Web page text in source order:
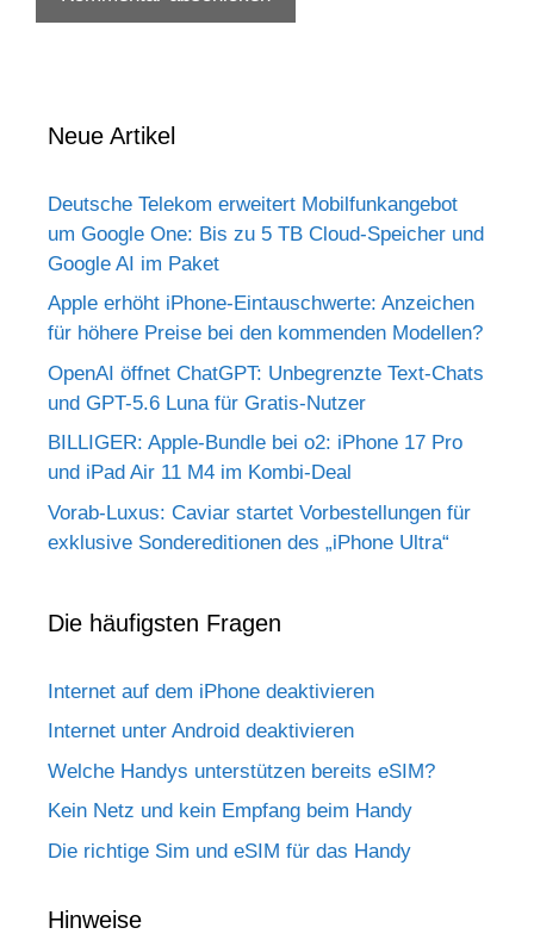
Neue Artikel
Deutsche Telekom erweitert Mobilfunkangebot
um Google One: Bis zu 5 TB Cloud-Speicher und
Google AI im Paket
Apple erhöht iPhone-Eintauschwerte: Anzeichen
für höhere Preise bei den kommenden Modellen?
OpenAI öffnet ChatGPT: Unbegrenzte Text-Chats
und GPT-5.6 Luna für Gratis-Nutzer
BILLIGER: Apple-Bundle bei o2: iPhone 17 Pro
und iPad Air 11 M4 im Kombi-Deal
Vorab-Luxus: Caviar startet Vorbestellungen für
exklusive Sondereditionen des „iPhone Ultra“
Die häufigsten Fragen
Internet auf dem iPhone deaktivieren
Internet unter Android deaktivieren
Welche Handys unterstützen bereits eSIM?
Kein Netz und kein Empfang beim Handy
Die richtige Sim und eSIM für das Handy
Hinweise